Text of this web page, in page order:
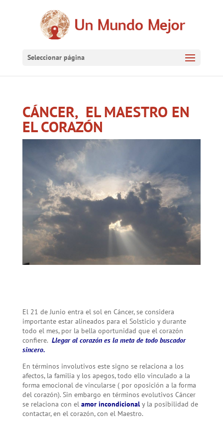
Seleccionar página
CÁNCER, EL MAESTRO EN
EL CORAZÓN
El 21 de Junio entra el sol en Cáncer, se considera
importante estar alineados para el Solsticio y durante
todo el mes, por la bella oportunidad que el corazón
confiere. Llegar al corazón es la meta de todo buscador
sincero.
En términos involutivos este signo se relaciona a los
afectos, la familia y los apegos, todo ello vinculado a la
forma emocional de vincularse ( por oposición a la forma
del corazón). Sin embargo en términos evolutivos Cáncer
se relaciona con el amor incondicional y la posibilidad de
contactar, en el corazón, con el Maestro.